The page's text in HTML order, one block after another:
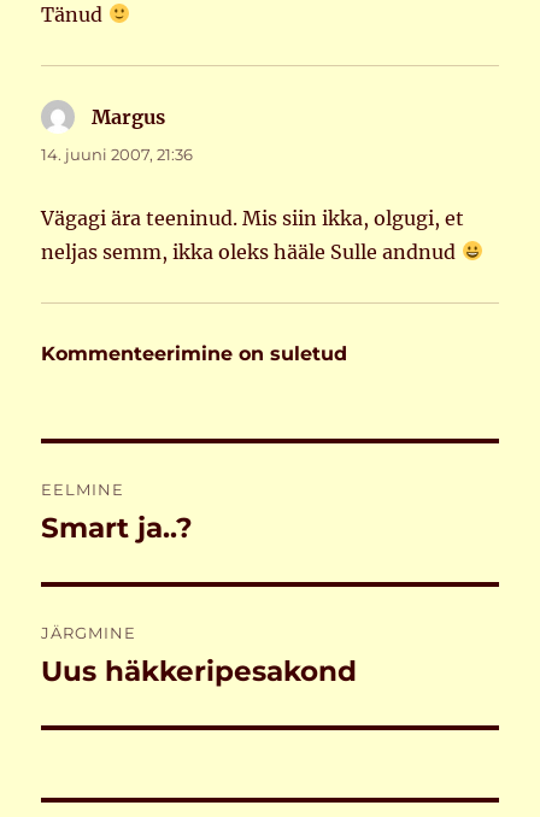
Tänud
Margus
14. juuni 2007, 21:36
Vägagi ära teeninud. Mis siin ikka, olgugi, et
neljas semm, ikka oleks hääle Sulle andnud
Kommenteerimine on suletud
EELMINE
Eelmine
Smart ja..?
JÄRGMINE
Järgmine
Uus häkkeripesakond